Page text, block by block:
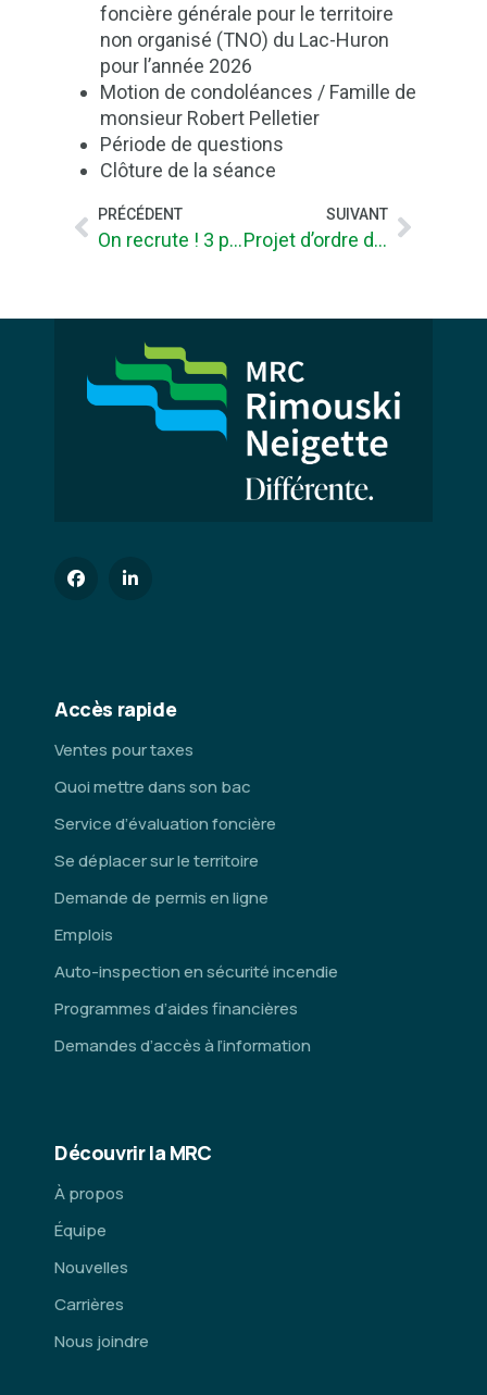
foncière générale pour le territoire
non organisé (TNO) du Lac-Huron
pour l’année 2026
Motion de condoléances / Famille de
monsieur Robert Pelletier
Période de questions
Clôture de la séance
PRÉCÉDENT
On recrute ! 3 postes à combler
SUIVANT
Projet d’ordre du jour publique du Conseil de la MRC-26 novembre 2025
Accès rapide
Ventes pour taxes
Quoi mettre dans son bac
Service d’évaluation foncière
Se déplacer sur le territoire
Demande de permis en ligne
Emplois
Auto-inspection en sécurité incendie
Programmes d’aides financières
Demandes d’accès à l’information
Découvrir la MRC
À propos
Équipe
Nouvelles
Carrières
Nous joindre